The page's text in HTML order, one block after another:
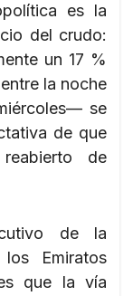
es la
del crudo:
un 17 %
la noche
se
de que
de
de la
Emiratos
que la vía